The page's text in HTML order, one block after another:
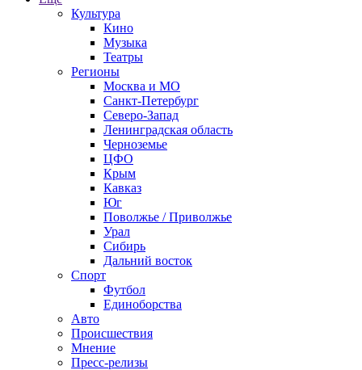
Культура
Кино
Музыка
Театры
Регионы
Москва и МО
Санкт-Петербург
Северо-Запад
Ленинградская область
Черноземье
ЦФО
Крым
Кавказ
Юг
Поволжье / Приволжье
Урал
Сибирь
Дальний восток
Спорт
Футбол
Единоборства
Авто
Происшествия
Мнение
Пресс-релизы